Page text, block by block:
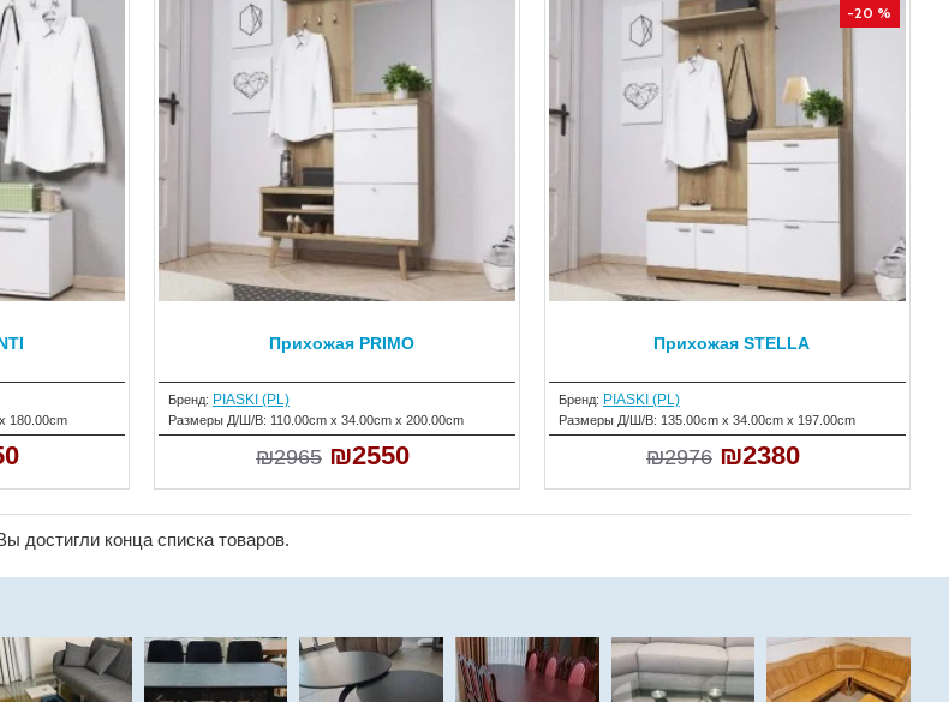
180.00cm
Бренд: PIASKI (PL)
Размеры Д/Ш/В: 110.00cm x 34.00cm x 200.00cm
Прихожая PRIMO
₪2965 ₪2550
-20 %
Бренд: PIASKI (PL)
Размеры Д/Ш/В: 135.00cm x 34.00cm x 197.00cm
Прихожая STELLA
₪2976 ₪2380
достигли конца списка товаров.